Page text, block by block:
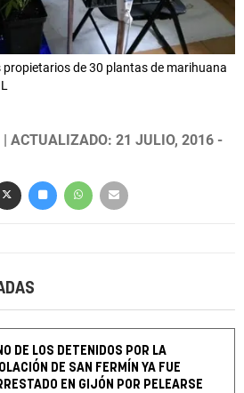
de 30 plantas de marihuana
| ACTUALIZADO: 21 JULIO, 2016 -
DE LOS DETENIDOS POR LA
DE SAN FERMÍN YA FUE
EN GIJÓN POR PELEARSE